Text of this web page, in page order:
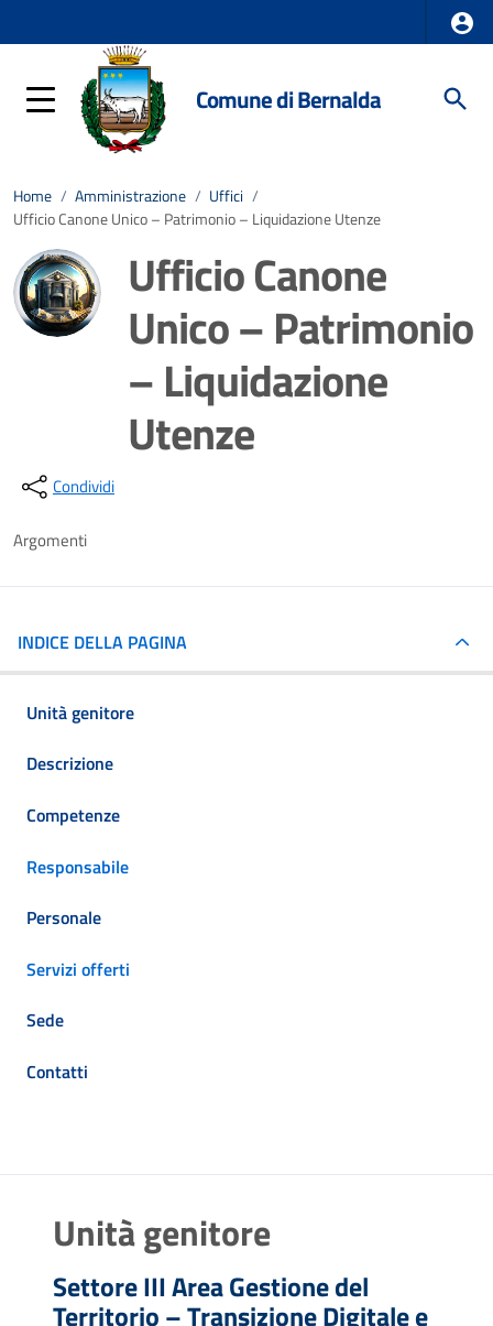
Comune di Bernalda
Home / Amministrazione / Uffici /
Ufficio Canone Unico – Patrimonio – Liquidazione Utenze
Ufficio Canone
Unico – Patrimonio
– Liquidazione
Utenze
Condividi
Argomenti
INDICE DELLA PAGINA
Unità genitore
Descrizione
Competenze
Responsabile
Personale
Servizi offerti
Sede
Contatti
Unità genitore
Settore III Area Gestione del
Territorio – Transizione Digitale e